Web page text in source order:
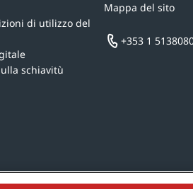
di utilizzo del
schiavitù
Mappa del sito
+353 1